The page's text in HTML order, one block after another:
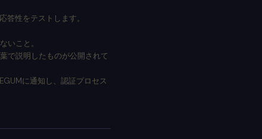
性をテストします。
いこと。
で説明したものが公開されて
に通知し、認証プロセス